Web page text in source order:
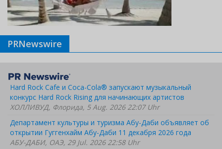
PRNewswire
Hard Rock Cafe и Coca-Cola® запускают музыкальный
конкурс Hard Rock Rising для начинающих артистов
ХОЛЛИВУД, Флорида, 5 Aug. 2026 22:07 Uhr
Департамент культуры и туризма Абу-Даби объявляет об
открытии Гуггенхайм Абу-Даби 11 декабря 2026 года
АБУ-ДАБИ, ОАЭ, 29 Jul. 2026 22:58 Uhr